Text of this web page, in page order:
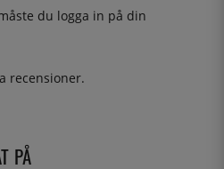
du logga in på din
recensioner.
PÅ